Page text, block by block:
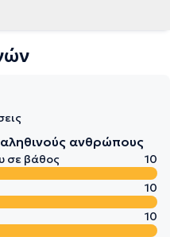
αληθινούς ανθρώπους
σε βάθος
10
10
10